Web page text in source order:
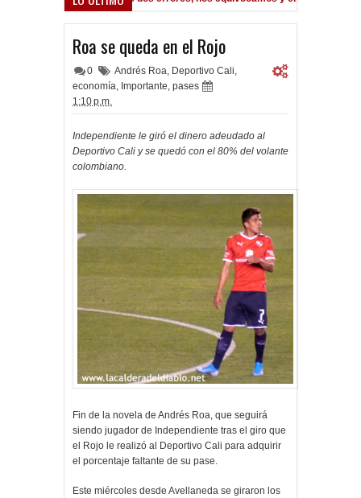
Roa se queda en el Rojo
0 Andrés Roa, Deportivo Cali,
economía, Importante, pases
1:10 p.m.
Independiente le giró el dinero adeudado al
Deportivo Cali y se quedó con el 80% del volante
colombiano.
Fin de la novela de Andrés Roa, que seguirá
siendo jugador de Independiente tras el giro que
el Rojo le realizó al Deportivo Cali para adquirir
el porcentaje faltante de su pase.
Este miércoles desde Avellaneda se giraron los